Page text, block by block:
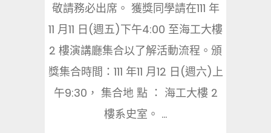
敬請務必出席。 獲獎同學請在111 年
11 月11 日(週五)下午4:00 至海工大樓
2 樓演講廳集合以了解活動流程。頒
獎集合時間：111 年11 月12 日(週六)上
午9:30， 集合地 點 ： 海工大樓 2
樓系史室。 ...